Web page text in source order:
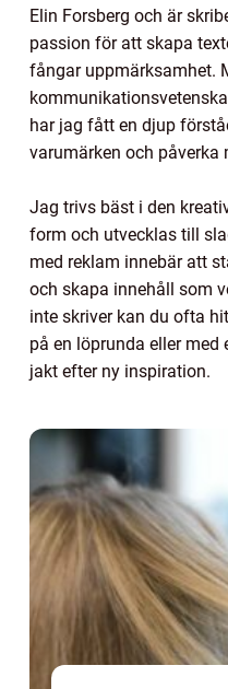
Elin Forsberg och är
passion för att skapa
fångar uppmärksamhet.
har jag fått en djup
varumärken och påverka
Jag trivs bäst i den
form och utvecklas till
med reklam innebär att
och skapa innehåll som
inte skriver kan du ofta
på en löprunda eller
jakt efter ny inspiration.